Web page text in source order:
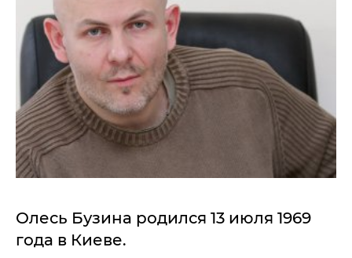
Олесь Бузина родился 13 июля 1969
года в Киеве.